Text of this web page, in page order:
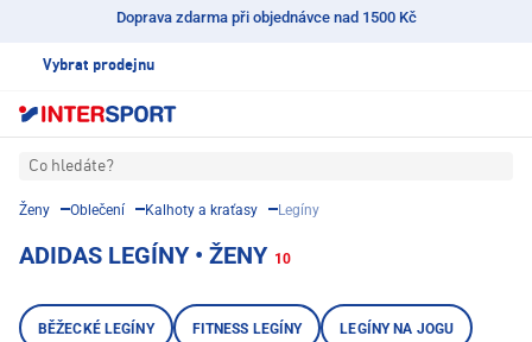
Doprava zdarma při objednávce nad 1500 Kč
Vybrat prodejnu
Co hledáte?
Ženy Oblečení Kalhoty a kraťasy Legíny
ADIDAS LEGÍNY • ŽENY 10
BĚŽECKÉ LEGÍNY FITNESS LEGÍNY LEGÍNY NA JOGU